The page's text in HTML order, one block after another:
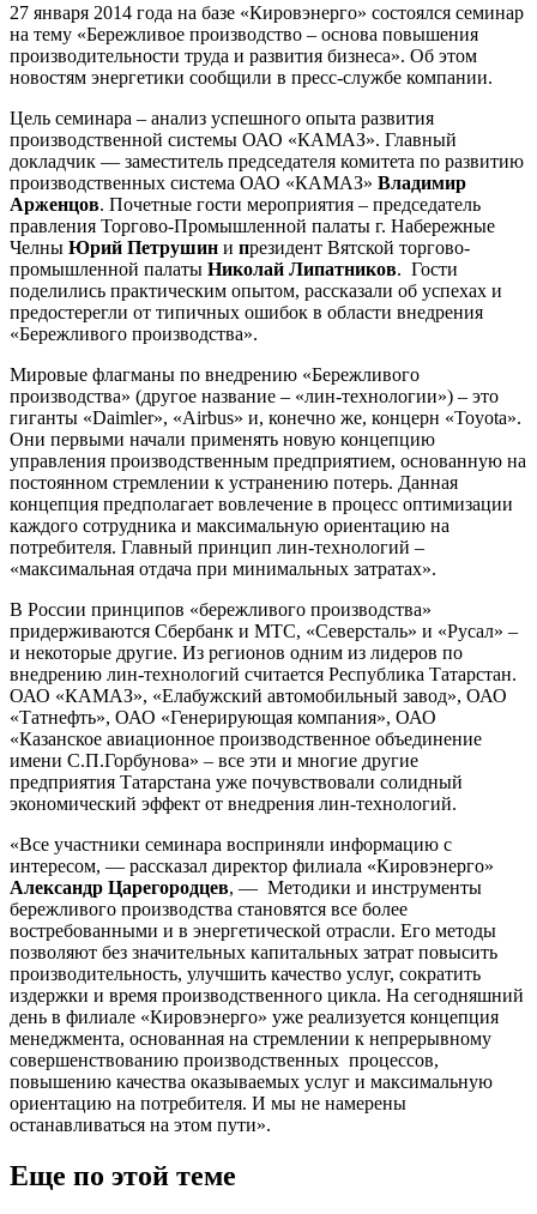
27 января 2014 года на базе «Кировэнерго» состоялся семинар
на тему «Бережливое производство – основа повышения
производительности труда и развития бизнеса». Об этом
новостям энергетики сообщили в пресс-службе компании.
Цель семинара – анализ успешного опыта развития
производственной системы ОАО «КАМАЗ». Главный
докладчик — заместитель председателя комитета по развитию
производственных система ОАО «КАМАЗ» Владимир
Арженцов. Почетные гости мероприятия – председатель
правления Торгово-Промышленной палаты г. Набережные
Челны Юрий Петрушин и президент Вятской торгово-
промышленной палаты Николай Липатников. Гости
поделились практическим опытом, рассказали об успехах и
предостерегли от типичных ошибок в области внедрения
«Бережливого производства».
Мировые флагманы по внедрению «Бережливого
производства» (другое название – «лин-технологии») – это
гиганты «Daimler», «Airbus» и, конечно же, концерн «Toyota».
Они первыми начали применять новую концепцию
управления производственным предприятием, основанную на
постоянном стремлении к устранению потерь. Данная
концепция предполагает вовлечение в процесс оптимизации
каждого сотрудника и максимальную ориентацию на
потребителя. Главный принцип лин-технологий –
«максимальная отдача при минимальных затратах».
В России принципов «бережливого производства»
придерживаются Сбербанк и МТС, «Северсталь» и «Русал» –
и некоторые другие. Из регионов одним из лидеров по
внедрению лин-технологий считается Республика Татарстан.
ОАО «КАМАЗ», «Елабужский автомобильный завод», ОАО
«Татнефть», ОАО «Генерирующая компания», ОАО
«Казанское авиационное производственное объединение
имени С.П.Горбунова» – все эти и многие другие
предприятия Татарстана уже почувствовали солидный
экономический эффект от внедрения лин-технологий.
«Все участники семинара восприняли информацию с
интересом, — рассказал директор филиала «Кировэнерго»
Александр Царегородцев, — Методики и инструменты
бережливого производства становятся все более
востребованными и в энергетической отрасли. Его методы
позволяют без значительных капитальных затрат повысить
производительность, улучшить качество услуг, сократить
издержки и время производственного цикла. На сегодняшний
день в филиале «Кировэнерго» уже реализуется концепция
менеджмента, основанная на стремлении к непрерывному
совершенствованию производственных процессов,
повышению качества оказываемых услуг и максимальную
ориентацию на потребителя. И мы не намерены
останавливаться на этом пути».
Еще по этой теме